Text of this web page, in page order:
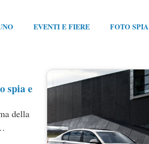
EVENTI E FIERE FOTO SPIA
spia e
della